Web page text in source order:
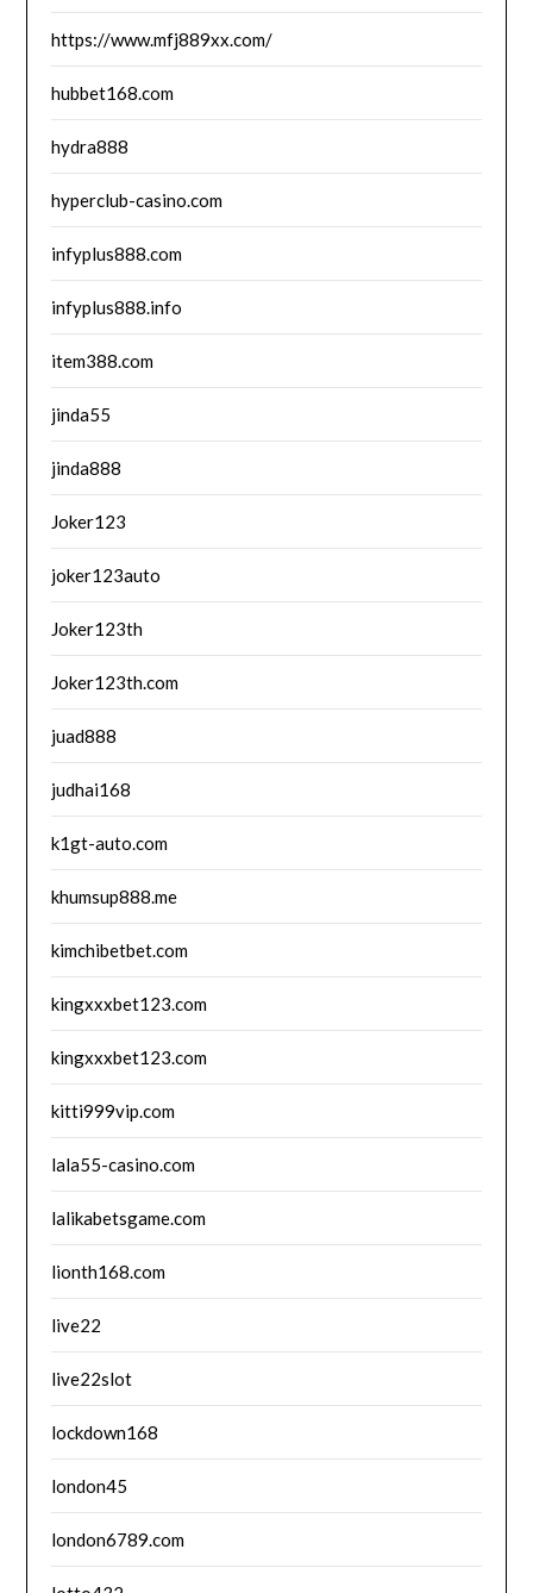
https://www.mfj889xx.com/
hubbet168.com
hydra888
hyperclub-casino.com
infyplus888.com
infyplus888.info
item388.com
jinda55
jinda888
Joker123
joker123auto
Joker123th
Joker123th.com
juad888
judhai168
k1gt-auto.com
khumsup888.me
kimchibetbet.com
kingxxxbet123.com
kingxxxbet123.com
kitti999vip.com
lala55-casino.com
lalikabetsgame.com
lionth168.com
live22
live22slot
lockdown168
london45
london6789.com